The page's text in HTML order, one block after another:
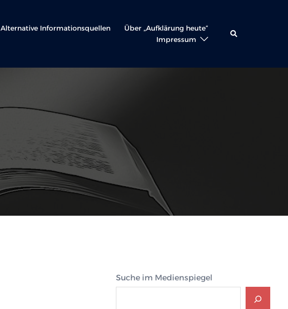
Alternative Informationsquellen
Über „Aufklärung heute“
Impressum
Suche
Suche im Medienspiegel